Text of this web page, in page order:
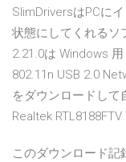
SlimDriversはPCに
状態にしてくれるソ
2.21.0は Windows
802.11n USB 2.0
をダウンロードして
Realtek
このダウンロード